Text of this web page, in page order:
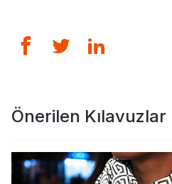
Önerilen Kılavuzlar